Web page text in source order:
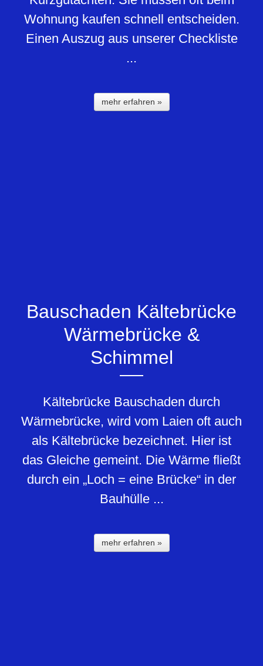
Wohnung kaufen schnell entscheiden.
Einen Auszug aus unserer Checkliste
...
mehr erfahren »
Bauschaden Kältebrücke
Wärmebrücke &
Schimmel
Kältebrücke Bauschaden durch
Wärmebrücke, wird vom Laien oft auch
als Kältebrücke bezeichnet. Hier ist
das Gleiche gemeint. Die Wärme fließt
durch ein „Loch = eine Brücke“ in der
Bauhülle ...
mehr erfahren »